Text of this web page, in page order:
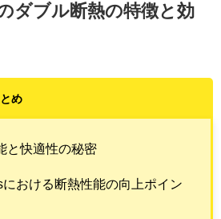
ダブル断熱の特徴と効
め
と快適性の秘密
おける断熱性能の向上ポイン